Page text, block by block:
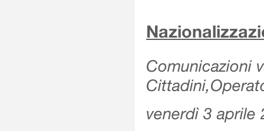
Comunicazioni
venerdì 3 aprile